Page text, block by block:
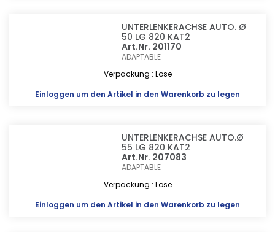
UNTERLENKERACHSE AUTO. Ø
50 LG 820 KAT2
Art.Nr. 201170
ADAPTABLE
Verpackung : Lose
Einloggen um den Artikel in den Warenkorb zu legen
UNTERLENKERACHSE AUTO.Ø
55 LG 820 KAT2
Art.Nr. 207083
ADAPTABLE
Verpackung : Lose
Einloggen um den Artikel in den Warenkorb zu legen